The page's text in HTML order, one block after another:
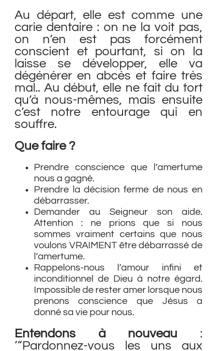
Au départ, elle est comme une
carie dentaire : on ne la voit pas,
on n’en est pas forcément
conscient et pourtant, si on la
laisse se développer, elle va
dégénérer en abcès et faire très
mal.. Au début, elle ne fait du tort
qu’à nous-mêmes, mais ensuite
c’est notre entourage qui en
souffre.
Que faire ?
Prendre conscience que l’amertume
nous a gagné.
Prendre la décision ferme de nous en
débarrasser.
Demander au Seigneur son aide.
Attention : ne prions que si nous
sommes vraiment certains que nous
voulons VRAIMENT être débarrassé de
l’amertume.
Rappelons-nous l’amour infini et
inconditionnel de Dieu à notre égard.
Impossible de rester amer lorsque nous
prenons conscience que Jésus a
donné sa vie pour nous.
Entendons à nouveau :
‘“Pardonnez-vous les uns aux